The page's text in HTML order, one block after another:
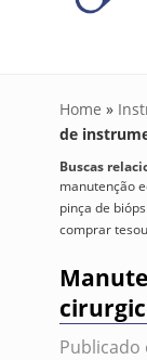
Home »
de
Buscas
manutenção
pinça de
comprar
Publicado